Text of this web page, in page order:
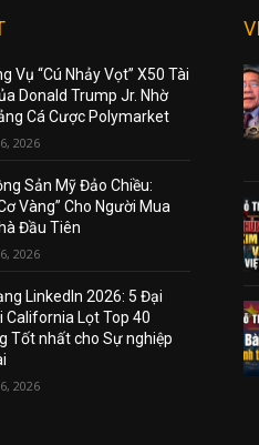
Vụ “Cú Nhảy Vọt” X50 Tài
Donald Trump Jr. Nhờ
Cá Cược Polymarket
2026
Sản Mỹ Đảo Chiều:
Vàng” Cho Người Mua
Đầu Tiên
2026
LinkedIn 2026: 5 Đại
California Lọt Top 40
Tốt nhất cho Sự nghiệp
2026